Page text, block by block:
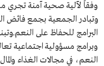
وفقاً لآلية صحية آمنة تجري
وتبادر الجمعية بجمع فائض
البرامج للحفاظ على
وبرامج مسؤولية اجتماعية
النعم، في مجالات الغذاء